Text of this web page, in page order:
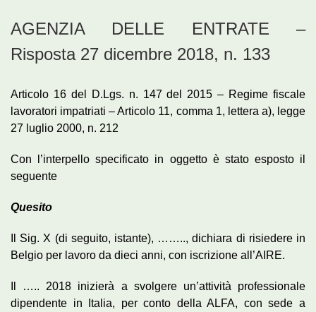
AGENZIA DELLE ENTRATE –
Risposta 27 dicembre 2018, n. 133
Articolo 16 del D.Lgs. n. 147 del 2015 – Regime fiscale
lavoratori impatriati – Articolo 11, comma 1, lettera a), legge
27 luglio 2000, n. 212
Con l’interpello specificato in oggetto è stato esposto il
seguente
Quesito
Il Sig. X (di seguito, istante), …….., dichiara di risiedere in
Belgio per lavoro da dieci anni, con iscrizione all’AIRE.
Il ….. 2018 inizierà a svolgere un’attività professionale
dipendente in Italia, per conto della ALFA, con sede a